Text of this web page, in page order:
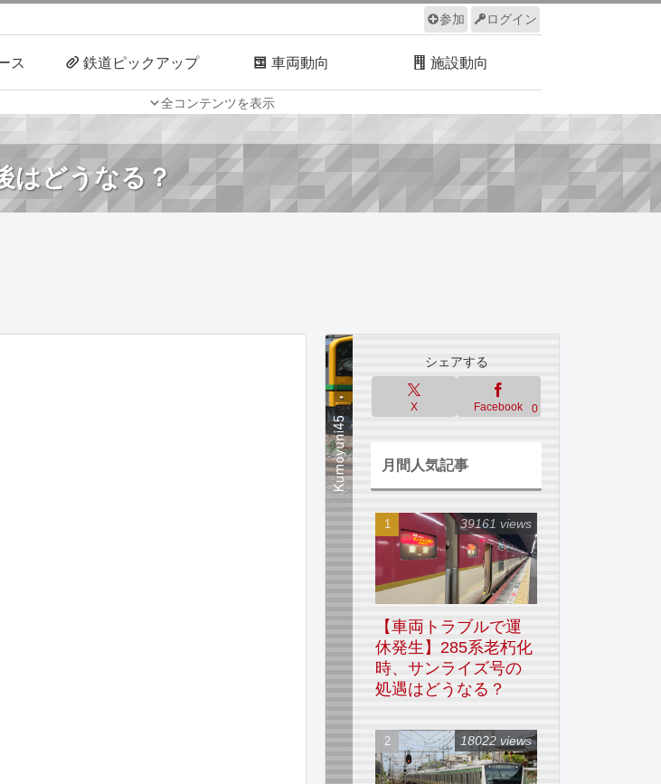
ログイン
参加
全コンテンツを表示
ス 鉄道ピックアップ 車両動向 施設動向
路線探訪 ルール サイトについて
はどうなる？
シェアする
X Facebook 0
月間人気記事
【車両トラブルで運
休発生】285系老朽化
時、サンライズ号の
処遇はどうなる？
39161 views
18022 views